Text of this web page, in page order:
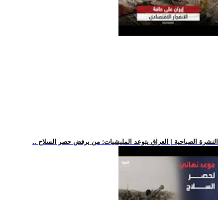
.. النشرة الصباحية | العراق يتوعد المليشيات: من يرفض حصر السلاح